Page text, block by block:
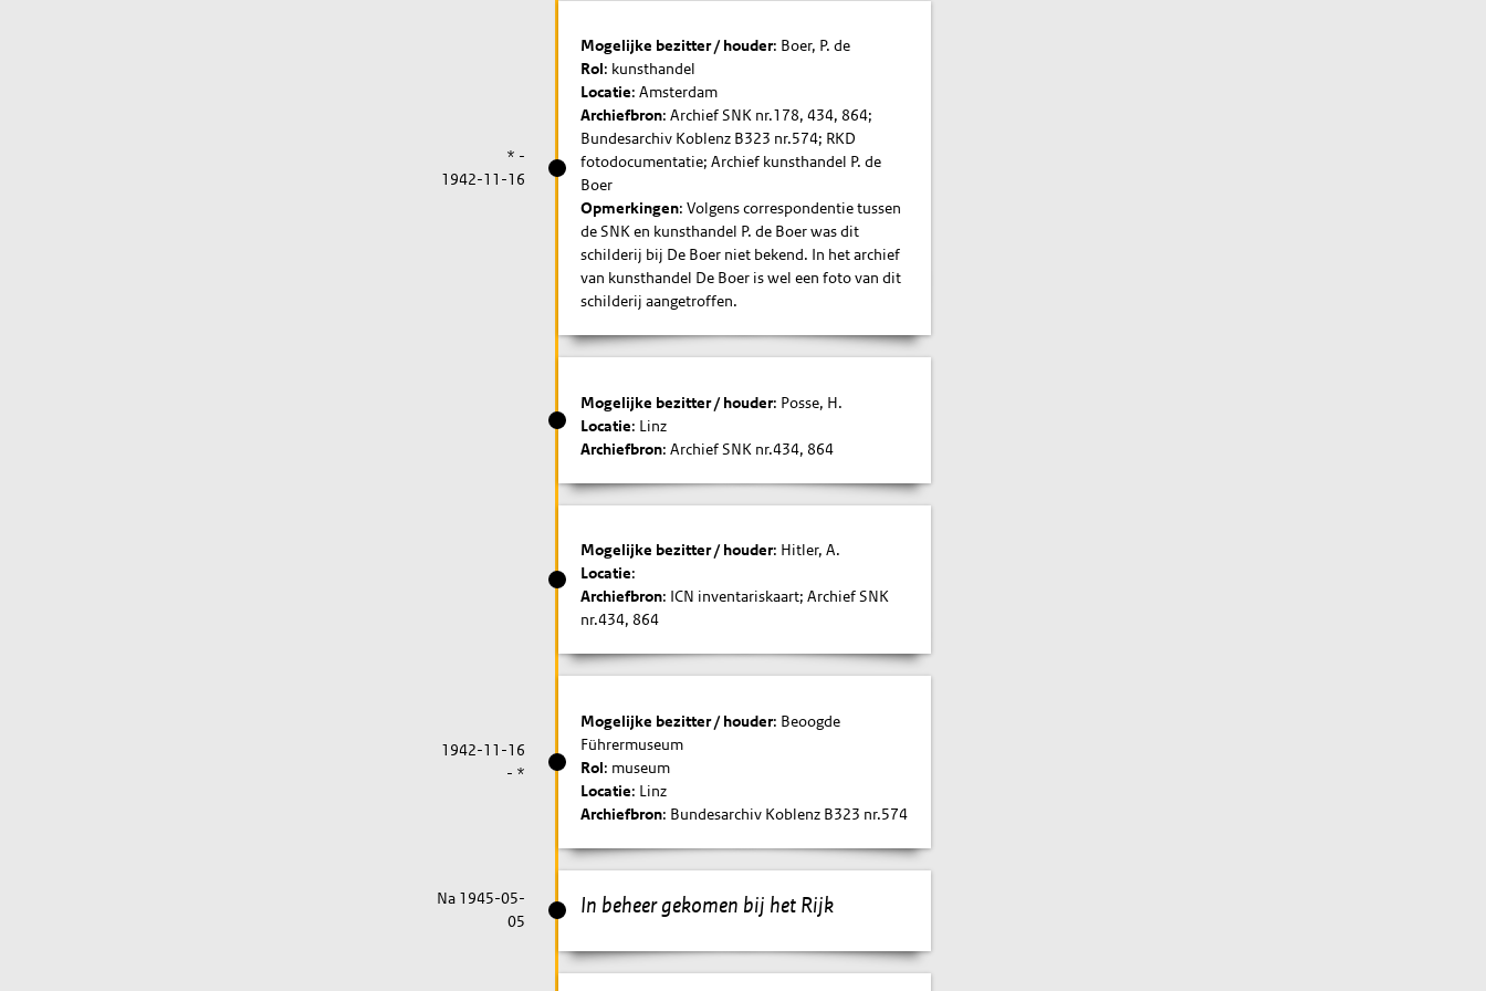
* -
1942-11-16
Mogelijke bezitter / houder: Boer, P. de
Rol: kunsthandel
Locatie: Amsterdam
Archiefbron: Archief SNK nr.178, 434, 864;
Bundesarchiv Koblenz B323 nr.574; RKD
fotodocumentatie; Archief kunsthandel P. de
Boer
Opmerkingen: Volgens correspondentie tussen
de SNK en kunsthandel P. de Boer was dit
schilderij bij De Boer niet bekend. In het archief
van kunsthandel De Boer is wel een foto van dit
schilderij aangetroffen.
Mogelijke bezitter / houder: Posse, H.
Locatie: Linz
Archiefbron: Archief SNK nr.434, 864
Mogelijke bezitter / houder: Hitler, A.
Locatie:
Archiefbron: ICN inventariskaart; Archief SNK
nr.434, 864
1942-11-16
- *
Mogelijke bezitter / houder: Beoogde
Führermuseum
Rol: museum
Locatie: Linz
Archiefbron: Bundesarchiv Koblenz B323 nr.574
In beheer gekomen bij het Rijk
Na 1945-05-
05